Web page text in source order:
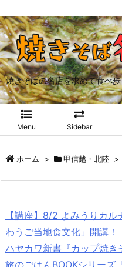
焼きそばの名店を求めて食べ
Menu Sidebar
ホーム > 甲信越・北陸 >
【講座】8/2 よみうりカ
わうご当地食文化」開講！
ハヤカワ新書『カップ焼き
旅のごはんBOOKシリーズ